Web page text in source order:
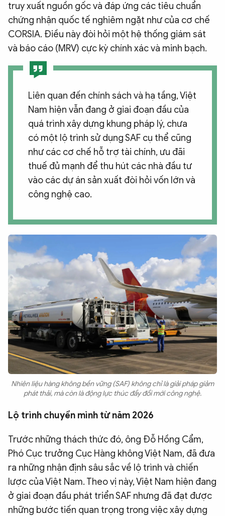
truy xuất nguồn gốc và đáp ứng các tiêu chuẩn
chứng nhận quốc tế nghiêm ngặt như của cơ chế
CORSIA. Điều này đòi hỏi một hệ thống giám sát
và báo cáo (MRV) cực kỳ chính xác và minh bạch.
Liên quan đến chính sách và hạ tầng, Việt
Nam hiện vẫn đang ở giai đoạn đầu của
quá trình xây dựng khung pháp lý, chưa
có một lộ trình sử dụng SAF cụ thể cũng
như các cơ chế hỗ trợ tài chính, ưu đãi
thuế đủ mạnh để thu hút các nhà đầu tư
vào các dự án sản xuất đòi hỏi vốn lớn và
công nghệ cao.
Nhiên liệu hàng không bền vững (SAF) không chỉ là giải pháp giảm
phát thải, mà còn là động lực thúc đẩy đổi mới công nghệ.
Lộ trình chuyển mình từ năm 2026
Trước những thách thức đó, ông Đỗ Hồng Cẩm,
Phó Cục trưởng Cục Hàng không Việt Nam, đã đưa
ra những nhận định sâu sắc về lộ trình và chiến
lược của Việt Nam. Theo vị này, Việt Nam hiện đang
ở giai đoạn đầu phát triển SAF nhưng đã đạt được
những bước tiến quan trọng trong việc xây dựng